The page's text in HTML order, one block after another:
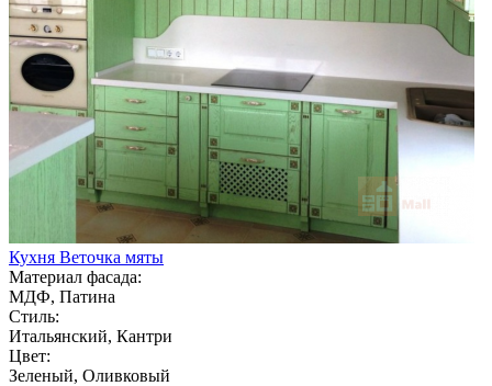
Кухня Веточка мяты
Материал фасада:
МДФ, Патина
Стиль:
Итальянский, Кантри
Цвет:
Зеленый, Оливковый